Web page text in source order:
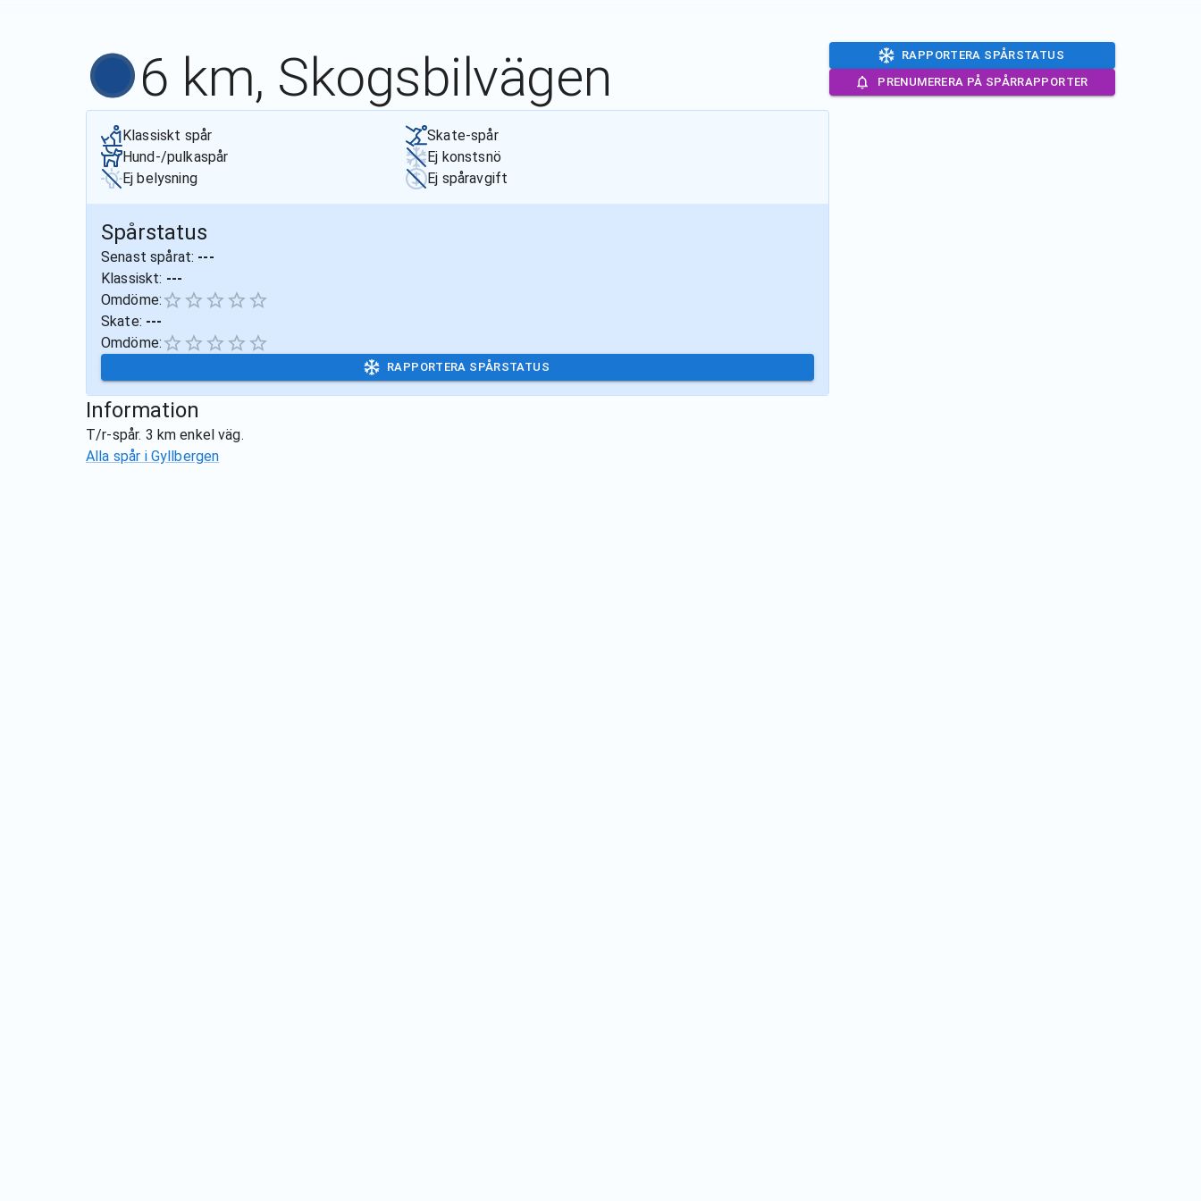
6 km, Skogsbilvägen
Klassiskt spår
Skate-spår
Hund-/pulkaspår
Ej konstsnö
Ej belysning
Ej spåravgift
Spårstatus
Senast spårat: ---
Klassiskt: ---
Omdöme:
Skate: ---
Omdöme:
RAPPORTERA SPÅRSTATUS
Information
T/r-spår. 3 km enkel väg.
Alla spår i Gyllbergen
RAPPORTERA SPÅRSTATUS
PRENUMERERA PÅ SPÅRRAPPORTER